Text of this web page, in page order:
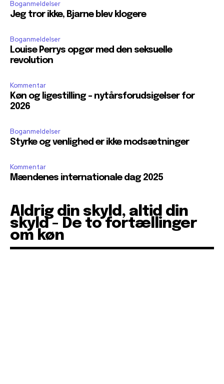
Boganmeldelser
Jeg tror ikke, Bjarne blev klogere
Boganmeldelser
Louise Perrys opgør med den seksuelle
revolution
Kommentar
Køn og ligestilling – nytårsforudsigelser for
2026
Boganmeldelser
Styrke og venlighed er ikke modsætninger
Kommentar
Mændenes internationale dag 2025
Aldrig din skyld, altid din
skyld - De to fortællinger
om køn